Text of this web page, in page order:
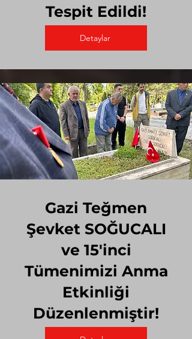
Tespit Edildi!
Detaylar
Gazi Teğmen
Şevket SOĞUCALI
ve 15'inci
Tümenimizi Anma
Etkinliği
Düzenlenmiştir!